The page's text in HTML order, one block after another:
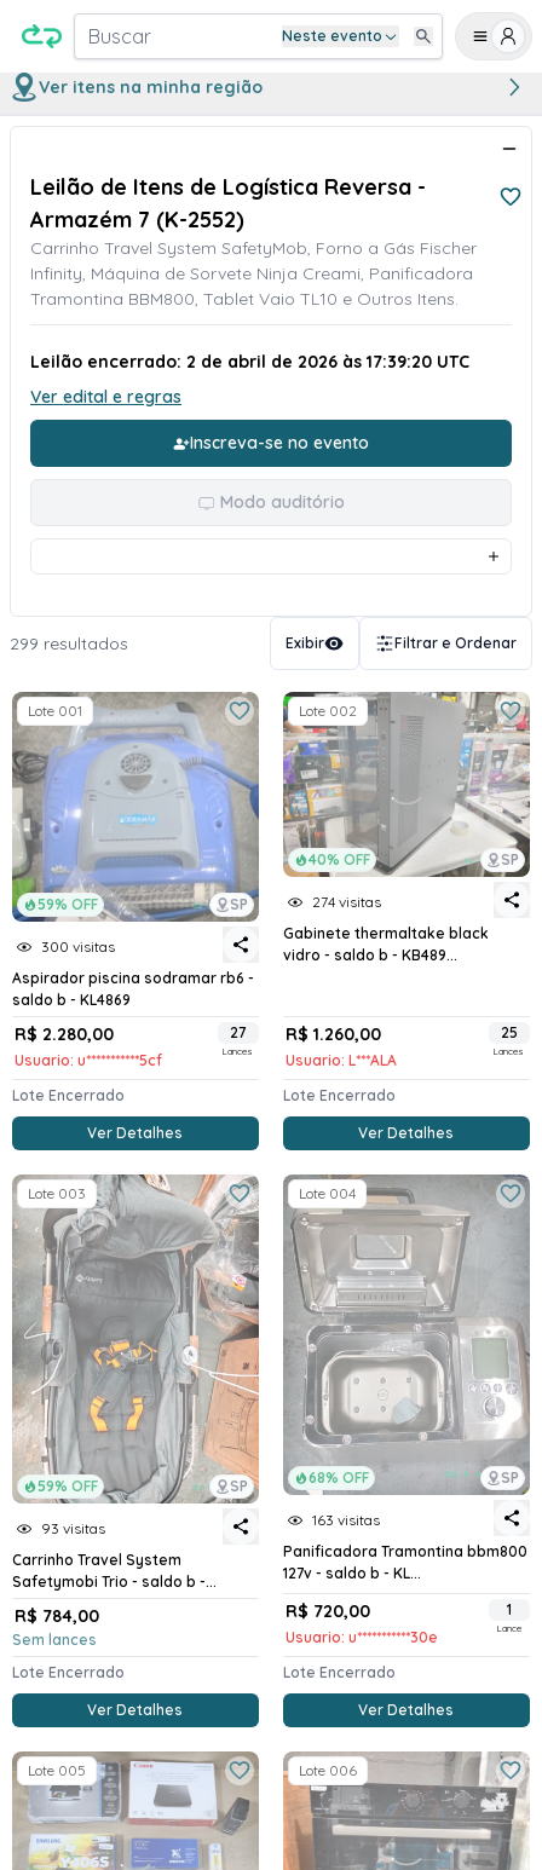
Buscar Neste evento
Ver itens na minha região
Leilão de Itens de Logística Reversa -
Armazém 7 (K-2552)
Carrinho Travel System SafetyMob, Forno a Gás Fischer
Infinity, Máquina de Sorvete Ninja Creami, Panificadora
Tramontina BBM800, Tablet Vaio TL10 e Outros Itens.
Leilão encerrado: 2 de abril de 2026 às 17:39:20 UTC
Ver edital e regras
Inscreva-se no evento
Modo auditório
299 resultados Exibir Filtrar e Ordenar
59% OFF SP
Lote 001
300 visitas
Aspirador piscina sodramar rb6 -
saldo b - KL4869
R$ 2.280,00
Usuario: u***********5cf
27
Lances
Lote Encerrado
Ver Detalhes
40% OFF SP
Lote 002
274 visitas
Gabinete thermaltake black
vidro - saldo b - KB489...
R$ 1.260,00
Usuario: L***ALA
25
Lances
Lote Encerrado
Ver Detalhes
59% OFF SP
Lote 003
93 visitas
Carrinho Travel System
Safetymobi Trio - saldo b -...
R$ 784,00
Sem lances
Lote Encerrado
Ver Detalhes
68% OFF SP
Lote 004
163 visitas
Panificadora Tramontina bbm800
127v - saldo b - KL...
R$ 720,00
Usuario: u***********30e
1
Lance
Lote Encerrado
Ver Detalhes
Lote 005 Lote 006